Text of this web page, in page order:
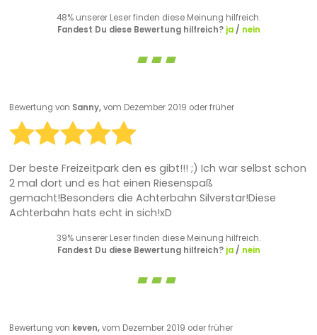
48% unserer Leser finden diese Meinung hilfreich.
Fandest Du diese Bewertung hilfreich? ja/ nein
Bewertung von Sanny,vom Dezember 2019 oder früher
Der beste Freizeitpark den es gibt!!! ;) Ich war selbst schon
2 mal dort und es hat einen Riesenspaß
gemacht!Besonders die Achterbahn Silverstar!Diese
Achterbahn hats echt in sich!xD
39% unserer Leser finden diese Meinung hilfreich.
Fandest Du diese Bewertung hilfreich? ja/ nein
Bewertung von keven,vom Dezember 2019 oder früher